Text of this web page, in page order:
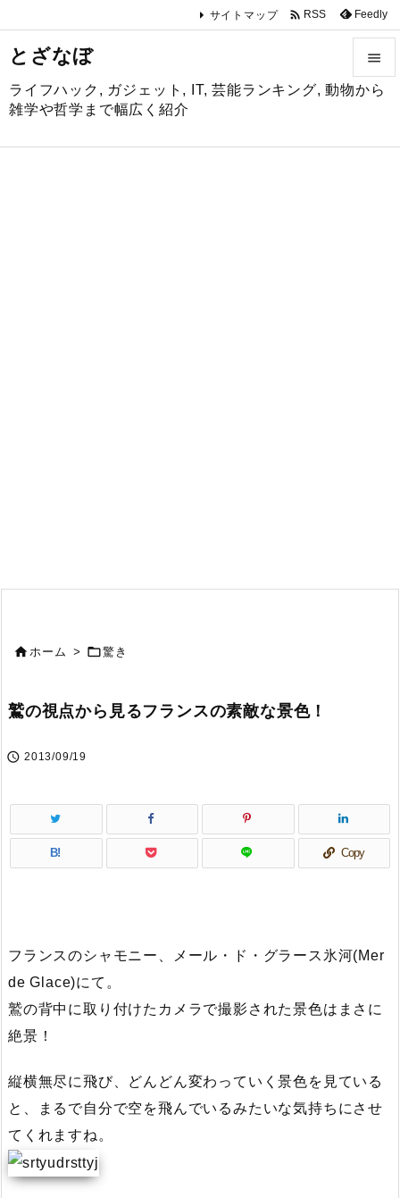
とざなぼ
ライフハック, ガジェット, IT, 芸能ランキング, 動物から
雑学や哲学まで幅広く紹介



サイトマップ  RSS Feedly
ホーム > 驚き
鷲の視点から見るフランスの素敵な景色！
 2013/09/19
B! Copy
フランスのシャモニー、メール・ド・グラース氷河(Mer
de Glace)にて。
鷲の背中に取り付けたカメラで撮影された景色はまさに
絶景！
縦横無尽に飛び、どんどん変わっていく景色を見ている
と、まるで自分で空を飛んでいるみたいな気持ちにさせ
てくれますね。